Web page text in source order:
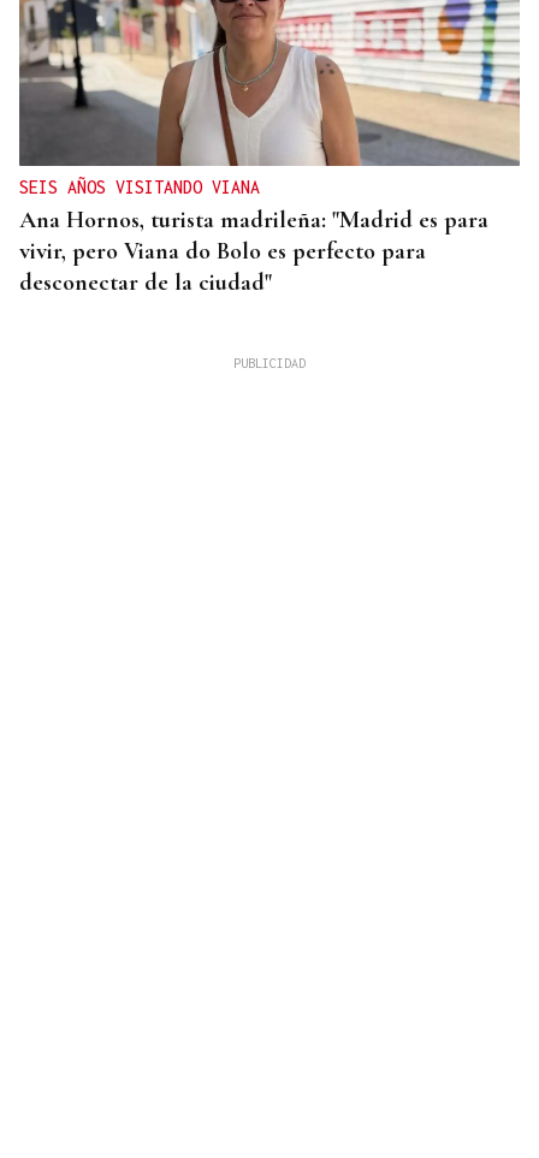
SEIS AÑOS VISITANDO VIANA
Ana Hornos, turista madrileña: "Madrid es para
vivir, pero Viana do Bolo es perfecto para
desconectar de la ciudad"